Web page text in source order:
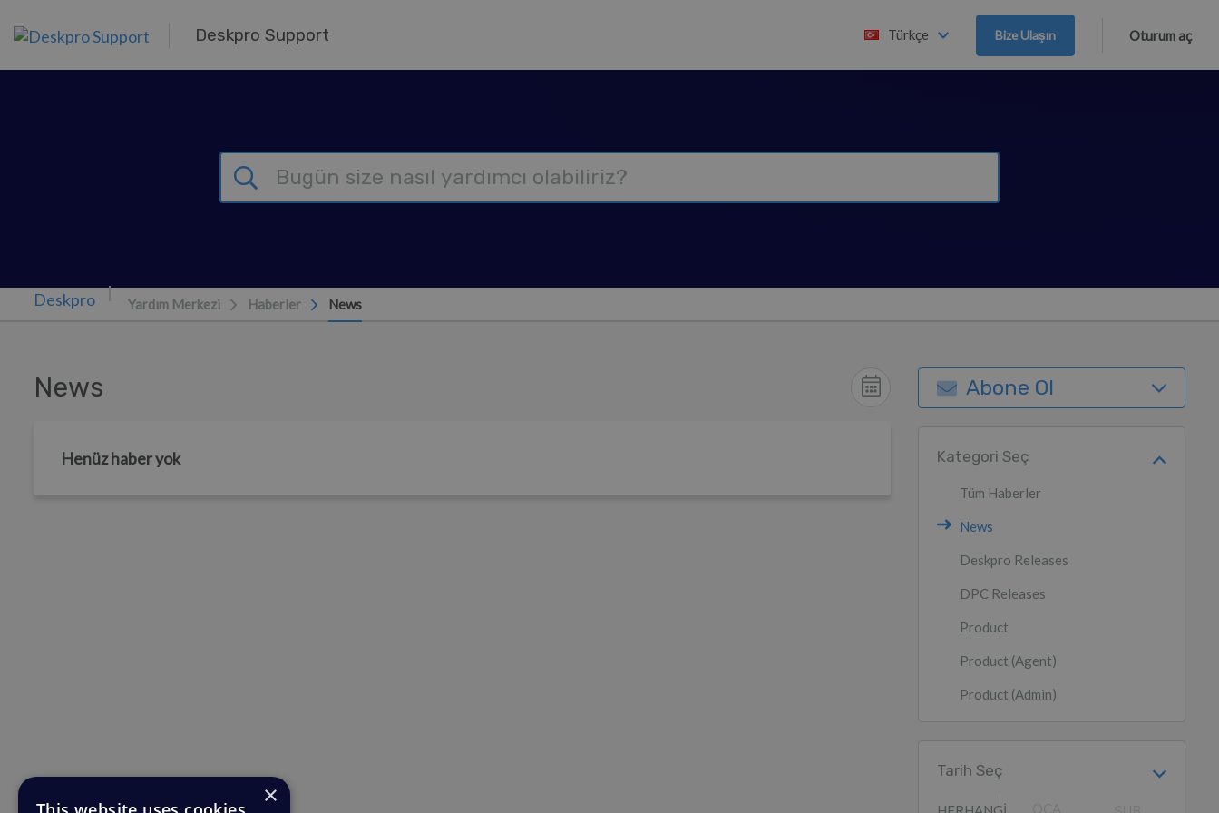
Deskpro Support Türkçe Bize Ulaşın Oturum aç
Yardım Merkezi Haberler News
News
Henüz haber yok
Abone Ol
Kategori Seç
Tüm Haberler
News
Deskpro Releases
DPC Releases
Product
Product (Agent)
Product (Admin)
Tarih Seç
×